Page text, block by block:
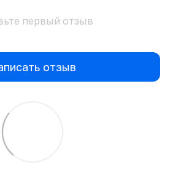
первый отзыв
отзыв